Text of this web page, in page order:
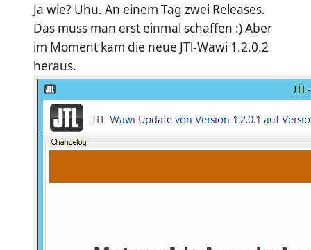
Ja wie? Uhu. An einem Tag zwei Releases.
Das muss man erst einmal schaffen :) Aber
im Moment kam die neue JTl-Wawi 1.2.0.2
heraus.